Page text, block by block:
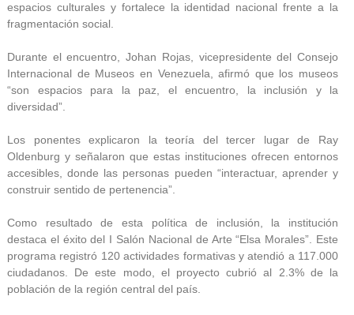
espacios culturales y fortalece la identidad nacional frente a la
fragmentación social.
Durante el encuentro, Johan Rojas, vicepresidente del Consejo
Internacional de Museos en Venezuela, afirmó que los museos
“son espacios para la paz, el encuentro, la inclusión y la
diversidad”.
Los ponentes explicaron la teoría del tercer lugar de Ray
Oldenburg y señalaron que estas instituciones ofrecen entornos
accesibles, donde las personas pueden “interactuar, aprender y
construir sentido de pertenencia”.
Como resultado de esta política de inclusión, la institución
destaca el éxito del I Salón Nacional de Arte “Elsa Morales”. Este
programa registró 120 actividades formativas y atendió a 117.000
ciudadanos. De este modo, el proyecto cubrió al 2.3% de la
población de la región central del país.